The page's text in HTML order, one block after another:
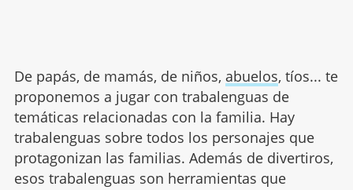
De papás, de mamás, de niños, abuelos, tíos... te
proponemos a jugar con trabalenguas de
temáticas relacionadas con la familia. Hay
trabalenguas sobre todos los personajes que
protagonizan las familias. Además de divertiros,
esos trabalenguas son herramientas que